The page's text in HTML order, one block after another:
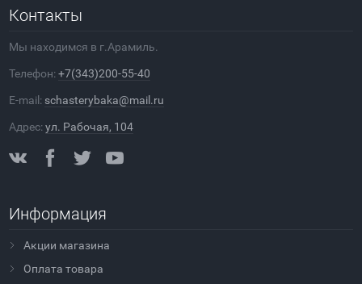
Контакты
Мы находимся в г.Арамиль.
Телефон:+7(343)200-55-40
E-mail: schasterybaka@mail.ru
Адрес:ул. Рабочая, 104
Информация
Акции магазина
Оплата товара